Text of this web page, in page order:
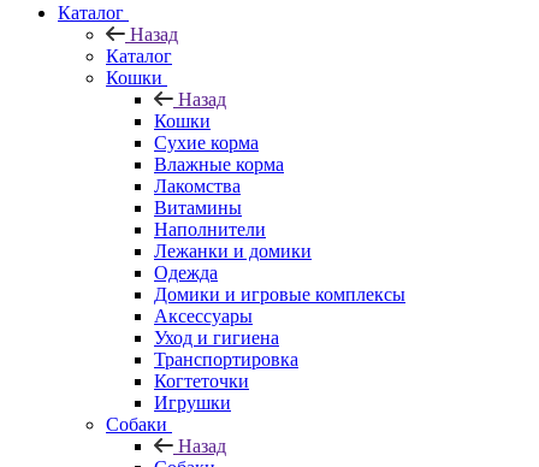
Каталог
Назад
Каталог
Кошки
Назад
Кошки
Сухие корма
Влажные корма
Лакомства
Витамины
Наполнители
Лежанки и домики
Одежда
Домики и игровые комплексы
Аксессуары
Уход и гигиена
Транспортировка
Когтеточки
Игрушки
Собаки
Назад